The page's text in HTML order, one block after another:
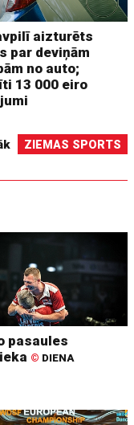
aizturēts
par deviņām
no auto;
13 000 eiro
ZIEMAS SPORTS
pasaules
© DIENA